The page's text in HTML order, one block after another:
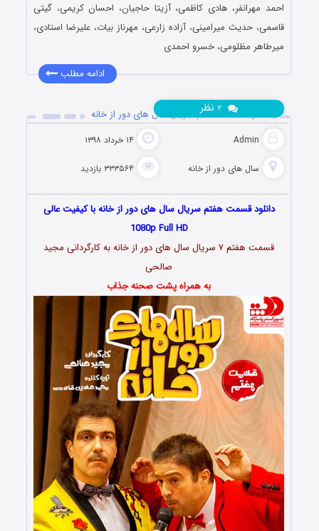
احمد مهرانفر، هادی کاظمی، آزیتا حاجیان، احسان کریمی، گیتی
قاسمی، حدیث میرامینی، آزاده زارعی، مهرناز بیات، علیرضا استادی،
میرطاهر مظلومی، خسرو احمدی
ادامه مطلب
دانلود قسمت هفتم سریال سال های دور از خانه
Admin ۱۴ خرداد ۱۳۹۸
سال های دور از خانه ۳۳۳۵۶۴ بازدید
۲ نظر
دانلود قسمت هفتم سریال سال های دور از خانه با کیفیت عالی
1080p Full HD
قسمت هفتم ۷ سریال سال های دور از خانه به کارگردانی مجید
صالحی
به همراه پشت صحنه جذاب